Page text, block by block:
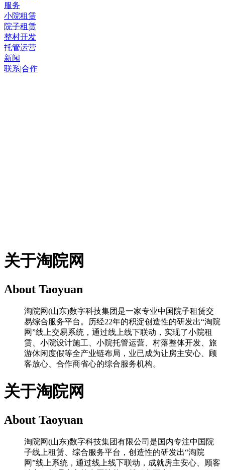
服务
小院租赁
院子租赁
整村开发
托管运营
新闻
联系|合作
关于淘院网
About Taoyuan
淘院网(山东)数字科技集团是一家专业中国院子租赁交
易综合服务平台。历经22年的积淀创造性的研发出“淘院
网”线上交易系统，通过线上线下联动，实现了小院租
赁、小院设计施工、小院托管运营、村落整体开发、旅
游休闲度假等全产业链布局，业已成为让房主安心、顾
客放心、合作商省心的综合服务机构。
关于淘院网
About Taoyuan
淘院网(山东)数字科技集团有限公司是国内专注中国院
子线上租赁、综合服务平台，创造性的研发出“淘院
网”线上系统，通过线上线下联动，成就房主安心、顾客